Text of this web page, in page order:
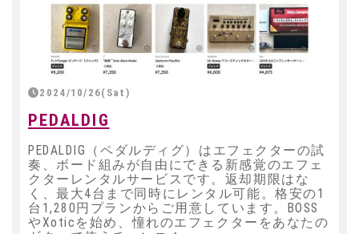
2024/10/26(Sat)
PEDALDIG
PEDALDIG（ペダルディグ）はエフェクターの試
奏、ボード組みが自由にできる新感覚のエフェ
クターレンタルサービスです。返却期限はな
く、最大4台まで同時にレンタル可能。格安の1
台1,280円プランからご用意しています。BOSS
やXoticを始め、憧れのエフェクターをあなたの